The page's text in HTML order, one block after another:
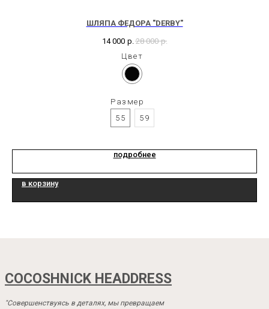
ШЛЯПА ФЕДОРА "DERBY"
14 000 р. 28 000 р.
Цвет
Размер
55
59
подробнее
в корзину
"Совершенствуясь в деталях, мы превращаем
COCOSHNICK HEADDRESS